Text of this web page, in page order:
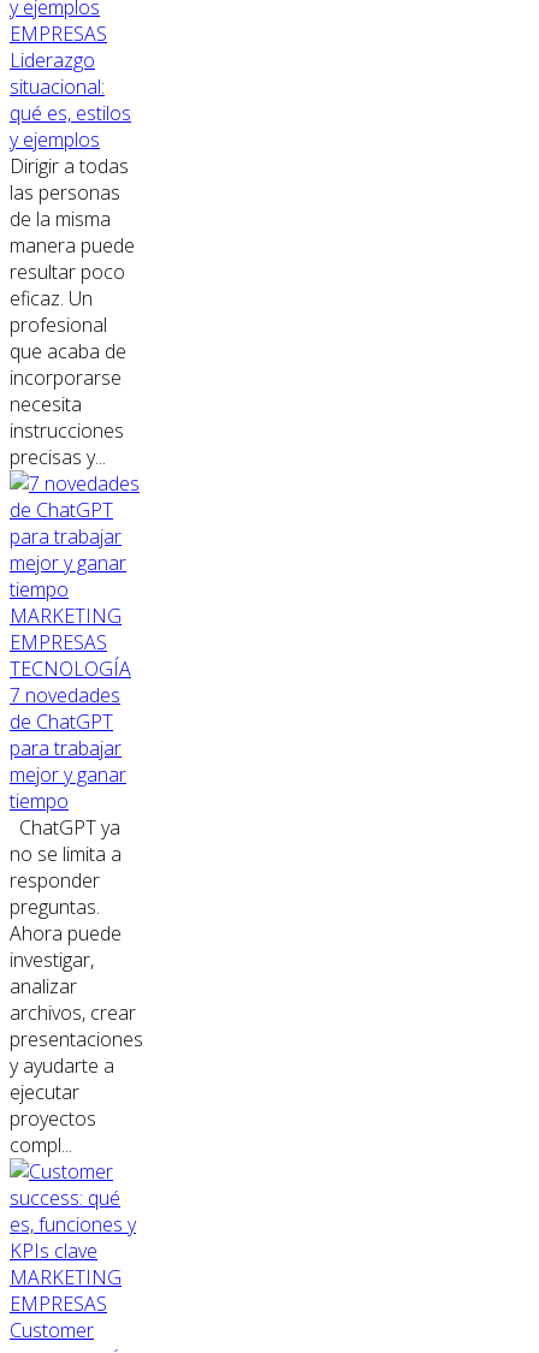
EMPRESAS
Liderazgo
situacional:
qué es, estilos
y ejemplos
Dirigir a todas
las personas
de la misma
manera puede
resultar poco
eficaz. Un
profesional
que acaba de
incorporarse
necesita
instrucciones
precisas y...
MARKETING
EMPRESAS
TECNOLOGÍA
7 novedades
de ChatGPT
para trabajar
mejor y ganar
tiempo
ChatGPT ya
no se limita a
responder
preguntas.
Ahora puede
investigar,
analizar
archivos, crear
presentaciones
y ayudarte a
ejecutar
proyectos
compl...
MARKETING
EMPRESAS
Customer